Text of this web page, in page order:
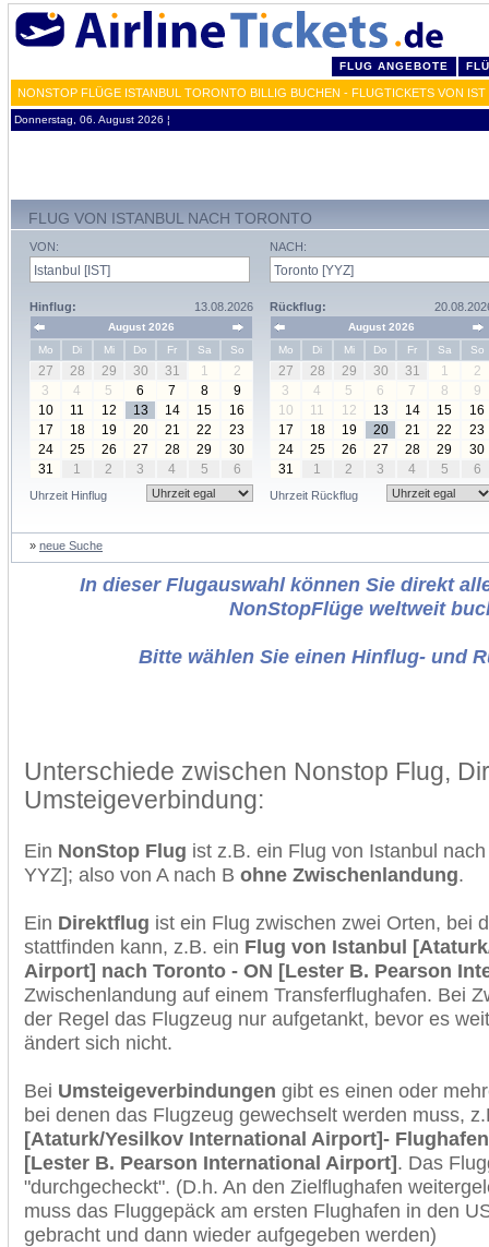
FLUG ANGEBOTE
NONSTOP FLÜGE ISTANBUL TORONTO BILLIG BUCHEN - FLUGTICKETS VON IST
Donnerstag, 06. August 2026 ¦
FLUG VON ISTANBUL NACH TORONTO
VON:
Hinflug: 13.08.2026
August 2026
Mo
Di Mi Do Fr Sa So
27 28 29 30 31 1
2
3
4 5 6 7 8
9
10
11 12 13 14 15
16
17
18 19 20 21 22
23
24
25 26 27 28 29
30
31
1 2 3 4 5 6
Uhrzeit Hinflug
NACH:
Rückflug:
August 2026
Mo
Di Mi Do Fr Sa So
27 28 29 30 31 1
2
3
4 5 6 7 8
9
10
11 12 13 14 15
16
17
18 19 20 21 22
23
24
25 26 27 28 29
30
31
1 2 3 4 5 6
Uhrzeit Rückflug
» neue Suche
In dieser Flugauswahl können Sie direkt
NonStopFlüge weltweit
Bitte wählen Sie einen Hinflug- und
Unterschiede zwischen Nonstop Flug,
Umsteigeverbindung:
Ein NonStop Flug ist z.B. ein Flug von Istanbul
YYZ]; also von A nach B ohne Zwischenlandung.
Ein Direktflug ist ein Flug zwischen zwei Orten, bei
stattfinden kann, z.B. ein Flug von Istanbul
Airport] nach Toronto - ON [Lester B. Pearson
Zwischenlandung auf einem Transferflughafen. Bei
der Regel das Flugzeug nur aufgetankt, bevor es
ändert sich nicht.
Bei Umsteigeverbindungen gibt es einen oder
bei denen das Flugzeug gewechselt werden muss,
[Ataturk/Yesilkov International Airport]-
[Lester B. Pearson International Airport]. Das
"durchgecheckt". (D.h. An den Zielflughafen
muss das Fluggepäck am ersten Flughafen in den
gebracht und dann wieder aufgegeben werden)